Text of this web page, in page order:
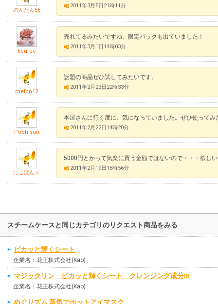
のんたん55
2011年3月5日21時11分
kcuree
売れてるみたいですね。限定パックも出ていました！
2011年3月1日14時03分
melon12
話題の商品ぜひ試してみたいです。
2011年2月23日22時33分
Pooh-san
本屋さんに行く度に、気になっていました。ぜひ使ってみ
2011年2月22日14時20分
にこぽん☆
5000円とかって気楽に買う金額ではないので・・・欲し
2011年2月19日16時56分
スチームケースと同じカテゴリのリクエスト商品をみる
ピカッと輝くシート
企業名：花王株式会社(Kao)
マジックリン ピカッと輝くシート クレンジング成分in
企業名：花王株式会社(Kao)
めぐりズム 蒸気でホットアイマスク